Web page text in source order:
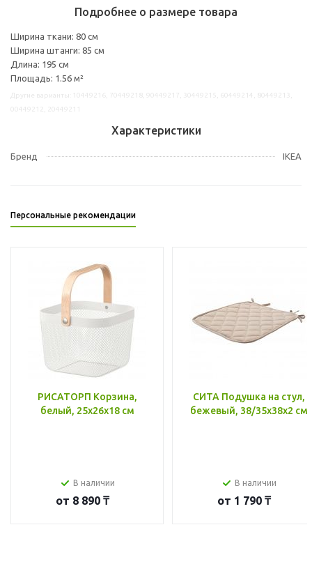
Подробнее о размере товара
Ширина ткани: 80 см
Ширина штанги: 85 см
Длина: 195 см
Площадь: 1.56 м²
Характеристики
Бренд IKEA
Персональные рекомендации
РИСАТОРП Корзина,
белый, 25x26x18 см
В наличии
от 8 890 ₸
СИТА Подушка на стул,
бежевый, 38/35x38x2 см
В наличии
от 1 790 ₸